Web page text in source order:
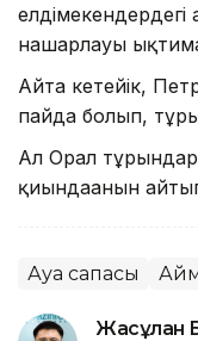
нашарлауы
Айта кетейік,
пайда болып,
Ал Орал
қиындағанын
Ауа сапасы
Жасұлан